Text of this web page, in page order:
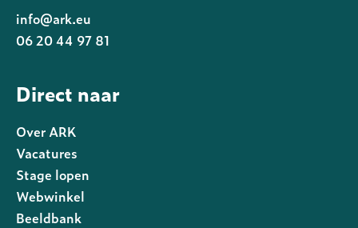
info@ark.eu
06 20 44 97 81
Direct naar
Over ARK
Vacatures
Stage lopen
Webwinkel
Beeldbank